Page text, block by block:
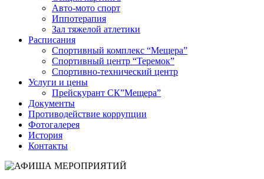
Авто-мото спорт
Иппотерапия
Зал тяжелой атлетики
Расписания
Спортивный комплекс “Мещера”
Спортивный центр “Теремок”
Спортивно-технический центр
Услуги и цены
Прейскурант СК”Мещера”
Документы
Противодействие коррупции
Фотогалерея
История
Контакты